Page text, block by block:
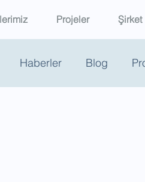
Projeler Şirket
Haberler Blog